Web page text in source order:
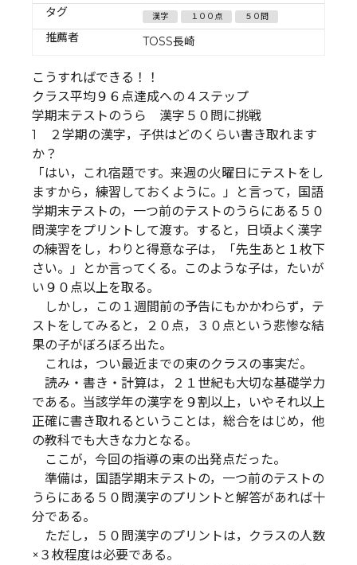
タグ 漢字 １００点 ５０問
推薦者 TOSS長崎
こうすればできる！！
クラス平均９６点達成への４ステップ
学期末テストのうら 漢字５０問に挑戦
1 ２学期の漢字，子供はどのくらい書き取れます
か？
「はい，これ宿題です。来週の火曜日にテストをし
ますから，練習しておくように。」と言って，国語
学期末テストの，一つ前のテストのうらにある５０
問漢字をプリントして渡す。すると，日頃よく漢字
の練習をし，わりと得意な子は，「先生あと１枚下
さい。」とか言ってくる。このような子は，たいが
い９０点以上を取る。
しかし，この１週間前の予告にもかかわらず，テ
ストをしてみると，２０点，３０点という悲惨な結
果の子がぼろぼろ出た。
これは，つい最近までの東のクラスの事実だ。
読み・書き・計算は，２１世紀も大切な基礎学力
である。当該学年の漢字を９割以上，いやそれ以上
正確に書き取れるということは，総合をはじめ，他
の教科でも大きな力となる。
ここが，今回の指導の東の出発点だった。
準備は，国語学期末テストの，一つ前のテストの
うらにある５０問漢字のプリントと解答があれば十
分である。
ただし，５０問漢字のプリントは，クラスの人数
×３枚程度は必要である。